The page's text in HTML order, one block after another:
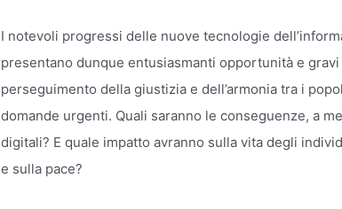
I notevoli progressi delle nuove tecnologie
presentano dunque entusiasmanti opportunità e
perseguimento della giustizia e dell’armonia tra i
domande urgenti. Quali saranno le conseguenze, a
digitali? E quale impatto avranno sulla vita degli
e sulla pace?